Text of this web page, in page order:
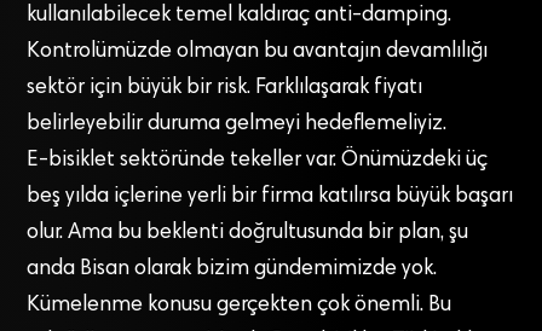
kullanılabilecek temel kaldıraç anti-damping.
Kontrolümüzde olmayan bu avantajın devamlılığı
sektör için büyük bir risk. Farklılaşarak fiyatı
belirleyebilir duruma gelmeyi hedeflemeliyiz.
E-bisiklet sektöründe tekeller var. Önümüzdeki üç
beş yılda içlerine yerli bir firma katılırsa büyük başarı
olur. Ama bu beklenti doğrultusunda bir plan, şu
anda Bisan olarak bizim gündemimizde yok.
Kümelenme konusu gerçekten çok önemli. Bu